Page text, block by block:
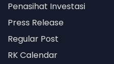
Penasihat Investasi
Press Release
Regular Post
RK Calendar